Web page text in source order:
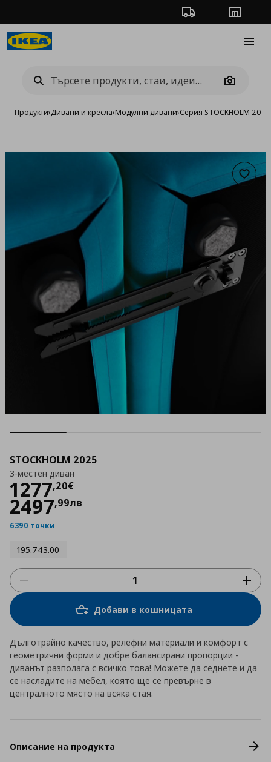
Проследяване на
Camera
Продукти›Дивани и кресла›Модулни дивани›Серия STOCKHOLM 2025
STOCKHOLM 2025
3-местен диван
1277,20€
Цена1277,20 €
2497,99лв
6390 точки
195.743.00
Добави в кошницата
Дълготрайно качество, релефни материали и комфорт с
геометрични форми и добре балансирани пропорции -
диванът разполага с всичко това! Можете да седнете и да
се насладите на мебел, която ще се превърне в
централното място на всяка стая.
Описание на продукта